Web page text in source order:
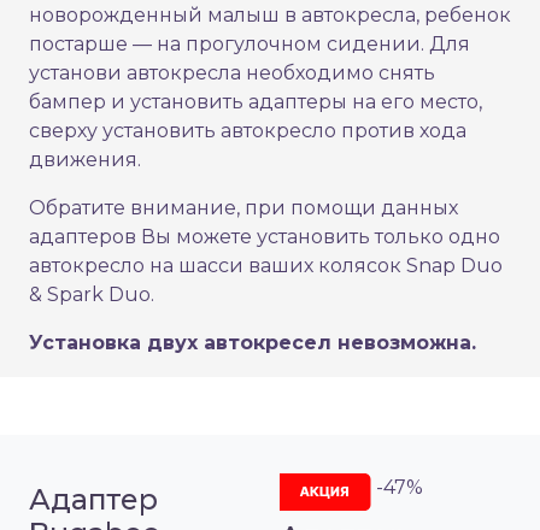
новорожденный малыш в автокресла, ребенок
постарше — на прогулочном сидении. Для
установи автокресла необходимо снять
бампер и установить адаптеры на его место,
сверху установить автокресло против хода
движения.
Обратите внимание, при помощи данных
адаптеров Вы можете установить только одно
автокресло на шасси ваших колясок Snap Duo
& Spark Duo.
Установка двух автокресел невозможна.
Адаптер
-47%